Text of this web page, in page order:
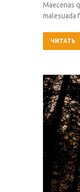
Maecenas
malesuada
ЧИТАТЬ